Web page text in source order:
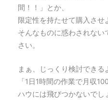
間！！」とか、
限定性を持たせて購入させ
そんなものに惑わされな
さい。
まぁ、じっくり検討できる
「1日1時間の作業で月収
ハウには飛びつかないでし